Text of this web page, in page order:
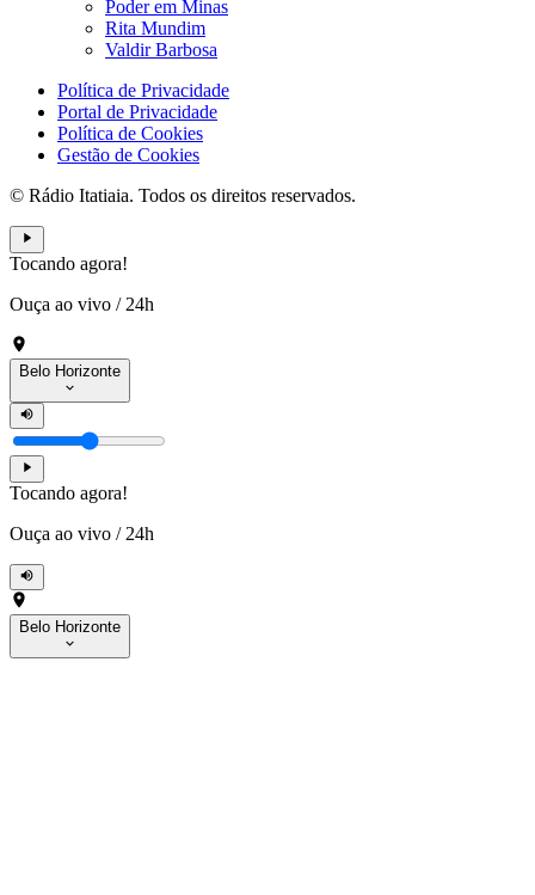
Poder em Minas
Rita Mundim
Valdir Barbosa
Política de Privacidade
Portal de Privacidade
Política de Cookies
Gestão de Cookies
© Rádio Itatiaia. Todos os direitos reservados.
Tocando agora!
Ouça ao vivo / 24h
Belo Horizonte
Tocando agora!
Ouça ao vivo / 24h
Belo Horizonte